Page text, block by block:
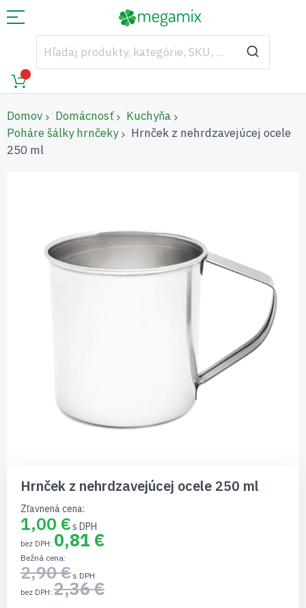
Domov Domácnosť
Kuchyňa
Poháre šálky hrnčeky
Hrnček z nehrdzavejúcej ocele
250 ml
začiatok
galérie
obrázkov
Hrnček z nehrdzavejúcej ocele 250 ml
Zľavnená cena
1,00 €
0,81 €
Bežná cena
2,90 €
2,36 €